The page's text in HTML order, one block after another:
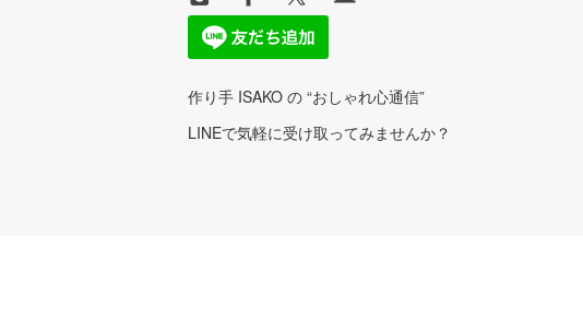
作り手 ISAKO の “おしゃれ心通信”
LINEで気軽に受け取ってみませんか？